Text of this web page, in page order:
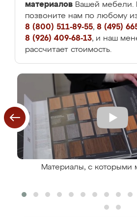
материалов Вашей мебели.
позвоните нам по любому
8 (800) 511-89-55, 8 (495)
8 (926) 409-68-13, и наш
рассчитает стоимость.
Материалы, с которыми